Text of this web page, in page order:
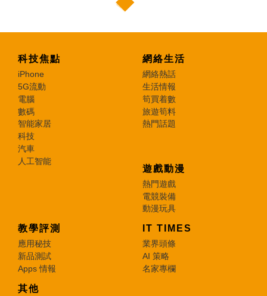
科技焦點
iPhone
5G流動
電腦
數碼
智能家居
科技
汽車
人工智能
網絡生活
網絡熱話
生活情報
筍買着數
旅遊筍料
熱門話題
遊戲動漫
熱門遊戲
電競裝備
動漫玩具
教學評測
應用秘技
新品測試
Apps 情報
IT TIMES
業界頭條
AI 策略
名家專欄
其他